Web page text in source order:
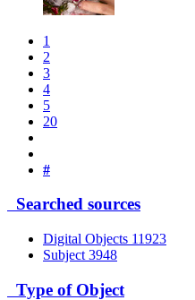
1
2
3
4
5
20
#
Searched sources
Digital Objects 11923
Subject 3948
Type of Object